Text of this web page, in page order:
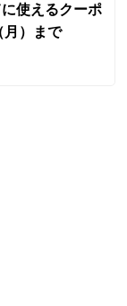
使えるクーポ
月）まで